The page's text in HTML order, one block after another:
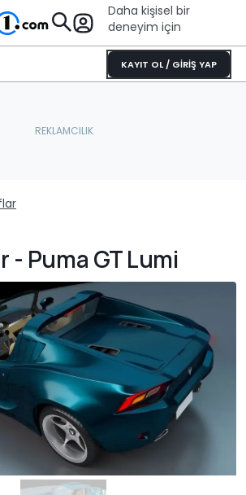
Daha kişisel bir
deneyim için
KAYIT OL / GİRİŞ YAP
- Puma GT Lumi